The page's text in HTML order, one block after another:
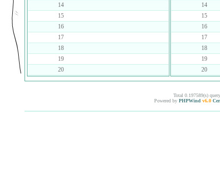
14
15
16
17
18
19
20
14
15
16
17
18
19
20
Total 0.197589(s)
Powered by PHPWind v6.0